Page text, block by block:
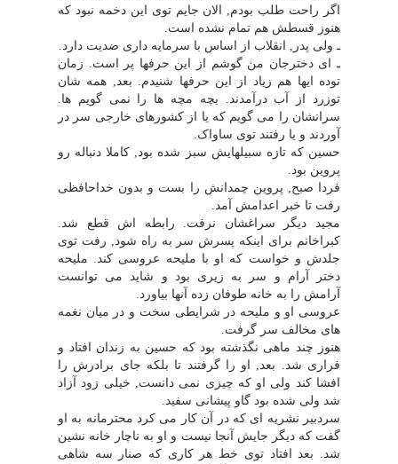
اگر راحت طلب بودم, الان جایم توى این دخمه نبود که
هنوز قسطش هم تمام نشده است.
ـ ولى پدر, انقلاب از اساس با سرمایه دارى ضدیت دارد.
ـ اى دخترجان من گوشم از این حرفها پر است. زمان
توده ایها هم زیاد از این حرفها شنیدم. بعد, همه شان
توزرد از آب درآمدند. بچه مچه ها را نمى گویم ها.
سرانشان را مى گویم که یا از کشورهاى خارجى سر در
آوردند و یا رفتند توى ساواک.
حسین که تازه سبیلهایش سبز شده بود, کاملا دنباله رو
پروین بود.
فردا صبح, پروین چمدانش را بست و بدون خداحافظى
رفت تا خبر اعدامش آمد.
مجید دیگر سراغشان نرفت. رابطه اش قطع شد.
کبراخانم براى اینکه پسرش سر به راه شود, رفت توى
جلدش و خواست که او با ملیحه عروسى کند. ملیحه
دختر آرام و سر به زیرى بود و شاید مى توانست
آرامش را به خانه طوفان زده آنها بیاورد.
عروسى او و ملیحه در شرایطى سخت و در میان نغمه
هاى مخالف سر گرفت.
هنوز چند ماهى نگذشته بود که حسین به زندان افتاد و
فرارى شد. بعد, او را گرفتند تا بلکه جاى برادرش را
افشا کند ولى او که چیزى نمى دانست, خیلى زود آزاد
شد ولى شده بود گاو پیشانى سفید.
سردبیر نشریه اى که در آن کار مى کرد محترمانه به او
گفت که دیگر جایش آنجا نیست و او به ناچار خانه نشین
شد. بعد افتاد توى خط هر کارى که صنار سه شاهى